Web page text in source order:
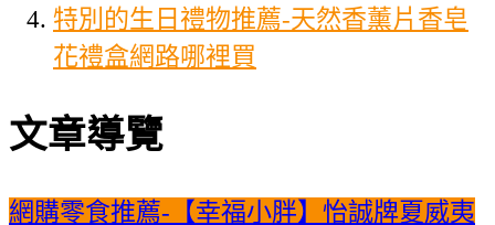
特別的生日禮物推薦-天然香薰片香皂
花禮盒網路哪裡買
文章導覽
網購零食推薦-【幸福小胖】怡誠牌夏威夷